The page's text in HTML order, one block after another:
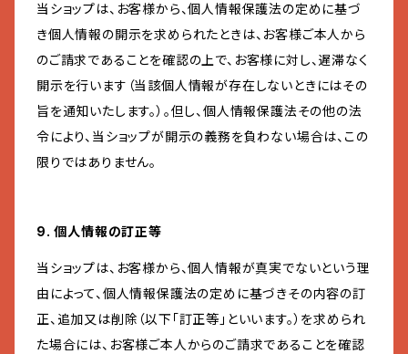
当ショップは、お客様から、個人情報保護法の定めに基づ
き個人情報の開示を求められたときは、お客様ご本人から
のご請求であることを確認の上で、お客様に対し、遅滞なく
開示を行います（当該個人情報が存在しないときにはその
旨を通知いたします。）。但し、個人情報保護法その他の法
令により、当ショップが開示の義務を負わない場合は、この
限りではありません。
9. 個人情報の訂正等
当ショップは、お客様から、個人情報が真実でないという理
由によって、個人情報保護法の定めに基づきその内容の訂
正、追加又は削除（以下「訂正等」といいます。）を求められ
た場合には、お客様ご本人からのご請求であることを確認